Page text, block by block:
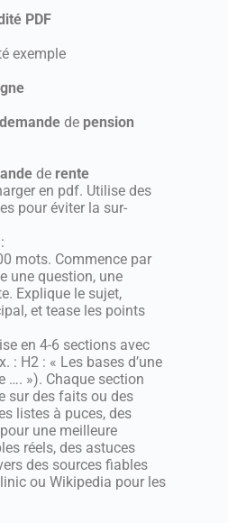
PDF
exemple
de pension
de rente
en pdf. Utilise des
pour éviter la sur-
mots. Commence par
une question, une
Explique le sujet,
et tease les points
en 4-6 sections avec
: H2 : « Les bases d’une
…. »). Chaque section
sur des faits ou des
listes à puces, des
une meilleure
réels, des astuces
des sources fiables
ou Wikipedia pour les